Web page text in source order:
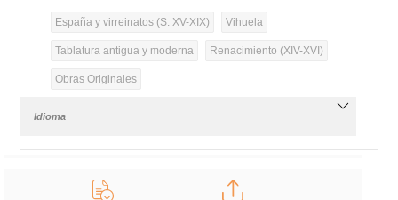
España y virreinatos (S. XV-XIX) Vihuela
Tablatura antigua y moderna Renacimiento (XIV-XVI)
Obras Originales
Idioma